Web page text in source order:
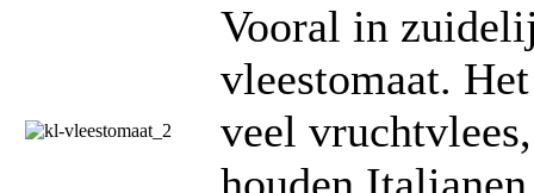
Vooral in
vleestomaat.
veel